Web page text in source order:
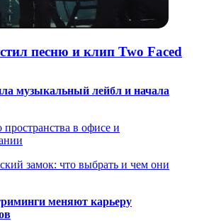
песню и клип Two Faced
музыкальный лейбл и начала
в офисе и
замок: что выбрать и чем они
меняют карьеру